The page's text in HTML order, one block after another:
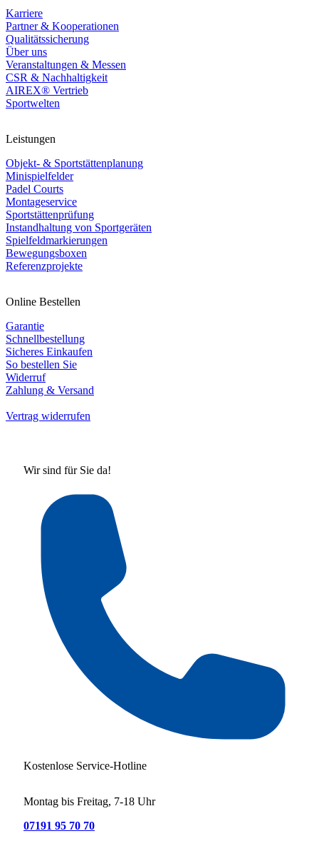
Karriere
Partner & Kooperationen
Qualitätssicherung
Über uns
Veranstaltungen & Messen
CSR & Nachhaltigkeit
AIREX® Vertrieb
Sportwelten
Leistungen
Objekt- & Sportstättenplanung
Minispielfelder
Padel Courts
Montageservice
Sportstättenprüfung
Instandhaltung von Sportgeräten
Spielfeldmarkierungen
Bewegungsboxen
Referenzprojekte
Online Bestellen
Garantie
Schnellbestellung
Sicheres Einkaufen
So bestellen Sie
Widerruf
Zahlung & Versand
Vertrag widerrufen
Wir sind für Sie da!
Kostenlose Service-Hotline
Montag bis Freitag, 7-18 Uhr
07191 95 70 70